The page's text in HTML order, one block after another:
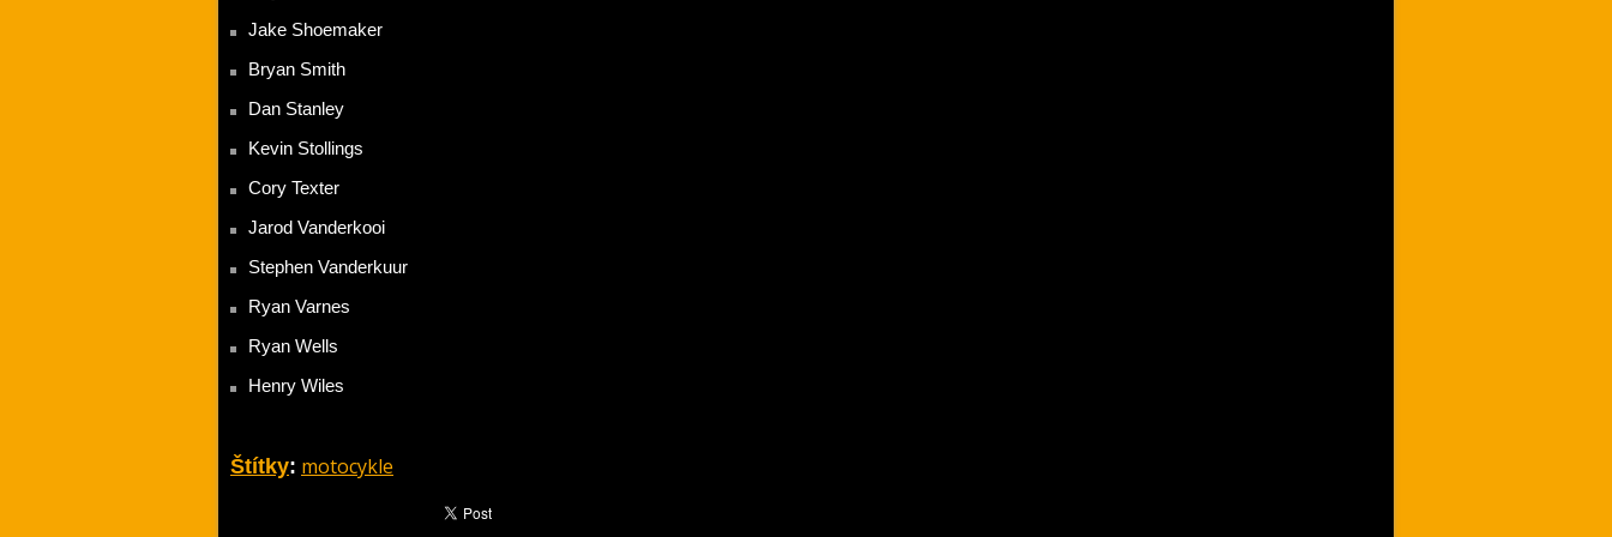
Jake Shoemaker
Bryan Smith
Dan Stanley
Kevin Stollings
Cory Texter
Jarod Vanderkooi
Stephen Vanderkuur
Ryan Varnes
Ryan Wells
Henry Wiles
Štítky: motocykle